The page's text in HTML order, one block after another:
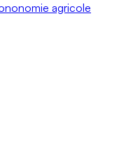
agricole